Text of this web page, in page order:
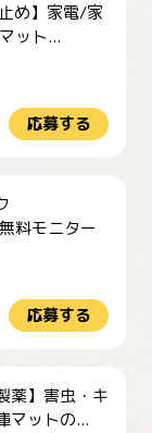
め】家電/家
ット...
応募する
料モニター
応募する
薬】害虫・キ
マットの...